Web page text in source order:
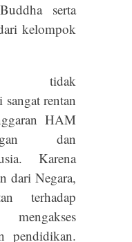
serta
kelompok
tidak
sangat rentan
HAM
dan
Karena
dari Negara,
terhadap
pendidikan.